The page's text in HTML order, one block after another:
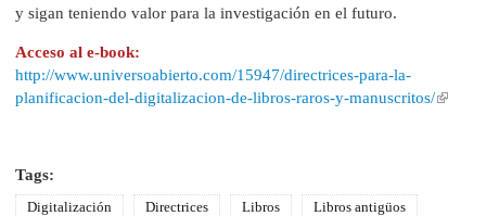
y sigan teniendo valor para la investigación en el futuro.
Acceso al e-book:
http://www.universoabierto.com/15947/directrices-para-la-
planificacion-del-digitalizacion-de-libros-raros-y-manuscritos/
Tags:
Digitalización Directrices Libros
Libros antigüos